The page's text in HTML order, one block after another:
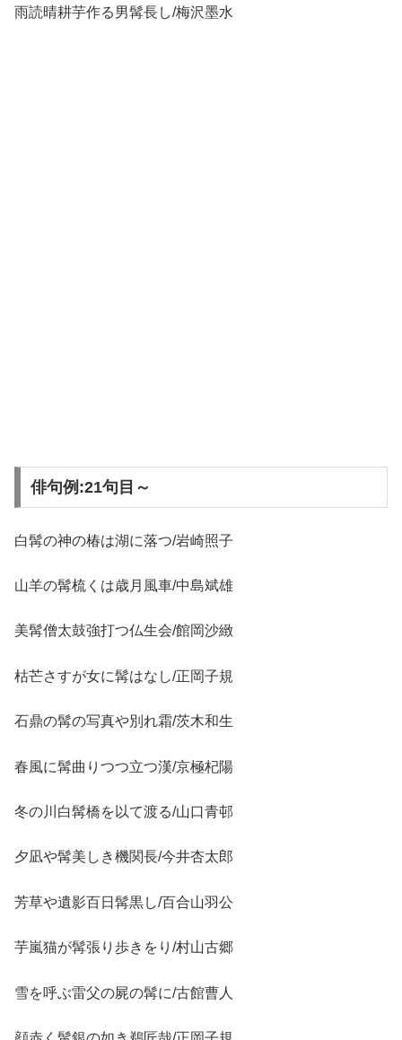
雨読晴耕芋作る男髯長し/梅沢墨水
俳句例:21句目～
白髯の神の椿は湖に落つ/岩崎照子
山羊の髯梳くは歳月風車/中島斌雄
美髯僧太鼓強打つ仏生会/館岡沙緻
枯芒さすが女に髯はなし/正岡子規
石鼎の髯の写真や別れ霜/茨木和生
春風に髯曲りつつ立つ漢/京極杞陽
冬の川白髯橋を以て渡る/山口青邨
夕凪や髯美しき機関長/今井杏太郎
芳草や遺影百日髯黒し/百合山羽公
芋嵐猫が髯張り歩きをり/村山古郷
雪を呼ぶ雷父の屍の髯に/古館曹人